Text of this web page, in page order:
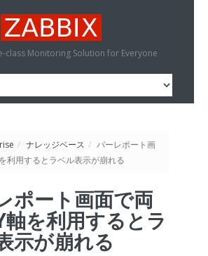
class Monitoring Solution for Everyone
/ ナレッジベース / バーレポート画
利用するとラベル表示が崩れる
ポート画面で両
軸を利用するとラ
示が崩れる